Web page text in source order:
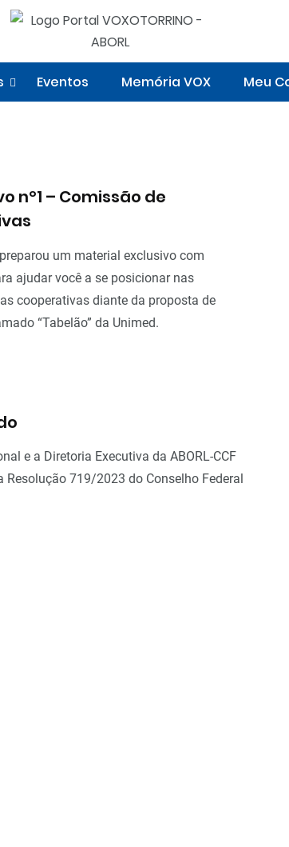
Eventos Memória VOX Meu
nº1 – Comissão de
preparou um material exclusivo com
ajudar você a se posicionar nas
cooperativas diante da proposta de
“Tabelão” da Unimed.
e a Diretoria Executiva da ABORL-CCF
Resolução 719/2023 do Conselho Federal